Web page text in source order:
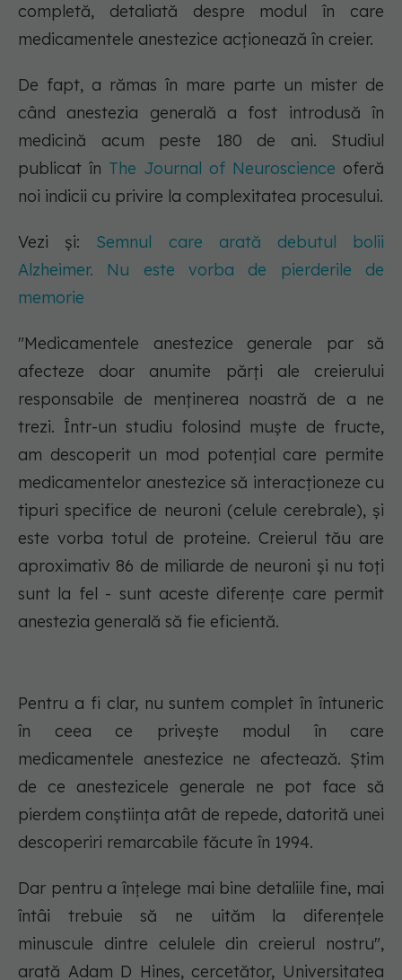
completă, detaliată despre modul în care
medicamentele anestezice acționează în creier.
De fapt, a rămas în mare parte un mister de
când anestezia generală a fost introdusă în
medicină acum peste 180 de ani. Studiul
publicat în The Journal of Neuroscience oferă
noi indicii cu privire la complexitatea procesului.
Vezi și: Semnul care arată debutul bolii
Alzheimer. Nu este vorba de pierderile de
memorie
"Medicamentele anestezice generale par să
afecteze doar anumite părți ale creierului
responsabile de menținerea noastră de a ne
trezi. Într-un studiu folosind muște de fructe,
am descoperit un mod potențial care permite
medicamentelor anestezice să interacționeze cu
tipuri specifice de neuroni (celule cerebrale), și
este vorba totul de proteine. Creierul tău are
aproximativ 86 de miliarde de neuroni și nu toți
sunt la fel - sunt aceste diferențe care permit
anestezia generală să fie eficientă.
Pentru a fi clar, nu suntem complet în întuneric
în ceea ce privește modul în care
medicamentele anestezice ne afectează. Știm
de ce anestezicele generale ne pot face să
pierdem conștiința atât de repede, datorită unei
descoperiri remarcabile făcute în 1994.
Dar pentru a înțelege mai bine detaliile fine, mai
întâi trebuie să ne uităm la diferențele
minuscule dintre celulele din creierul nostru",
arată Adam D Hines, cercetător, Universitatea